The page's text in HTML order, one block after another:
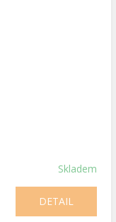
Skladem
DETAIL